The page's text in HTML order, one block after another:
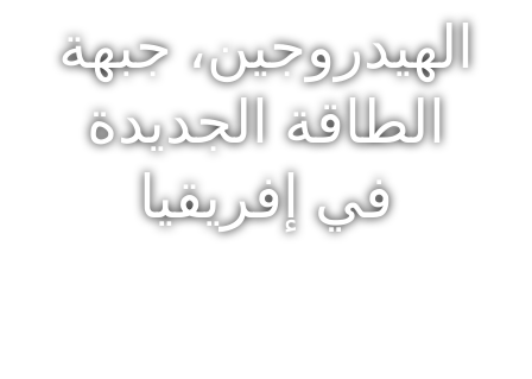
الهيدروجين، جبهة
الطاقة الجديدة
في إفريقيا